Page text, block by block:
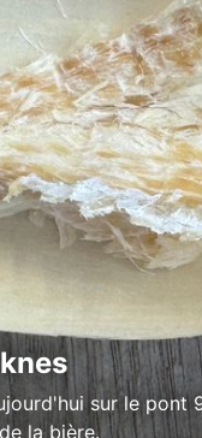
sur le pont
la bière.